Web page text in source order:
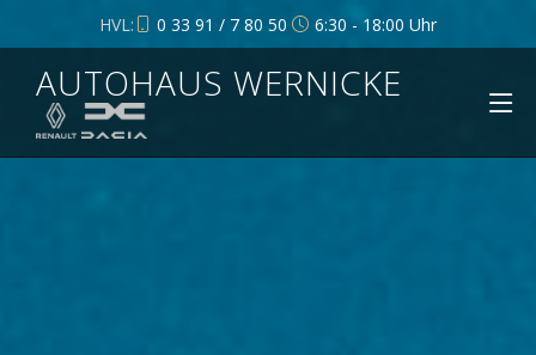
HVL: 0 33 91 / 7 80 50 6:30 - 18:00 Uhr
AUTOHAUS WERNICKE